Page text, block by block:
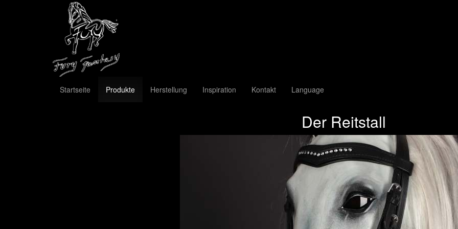
Startseite Produkte Herstellung Inspiration Kontakt Language
Der Reitstall